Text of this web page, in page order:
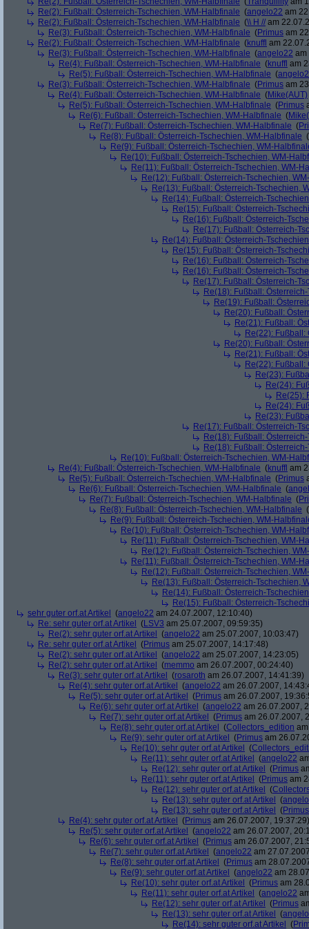
Re(2): Fußball: Österreich-Tschechien, WM-Halbfinale (angelo22 am
Re(2): Fußball: Österreich-Tschechien, WM-Halbfinale (\\ H // am
Re(3): Fußball: Österreich-Tschechien, WM-Halbfinale (Primus am
Re(2): Fußball: Österreich-Tschechien, WM-Halbfinale (knuffl am
Re(3): Fußball: Österreich-Tschechien, WM-Halbfinale (angelo22 am
Re(4): Fußball: Österreich-Tschechien, WM-Halbfinale (knuffl am
Re(5): Fußball: Österreich-Tschechien, WM-Halbfinale (
Re(3): Fußball: Österreich-Tschechien, WM-Halbfinale (Primus am
Re(4): Fußball: Österreich-Tschechien, WM-Halbfinale (Mike(AUT)
Re(5): Fußball: Österreich-Tschechien, WM-Halbfinale (Primus
Re(6): Fußball: Österreich-Tschechien, WM-Halbfinale (
Re(7): Fußball: Österreich-Tschechien, WM-Halbfinale (
Re(8): Fußball: Österreich-Tschechien, WM-Halbfinale (
Re(9): Fußball: Österreich-Tschechien, WM-
Re(10): Fußball: Österreich-Tschechien, WM-
Re(11): Fußball: Österreich-Tschechien, WM-
Re(12): Fußball: Österreich-Tschechien,
Re(13): Fußball: Österreich-Tschechien,
Re(14): Fußball: Österreich-
Re(15): Fußball: Österreich-
Re(16): Fußball: Österreich-
Re(17): Fußball: Österreich-
Re(14): Fußball: Österreich-
Re(15): Fußball: Österreich-
Re(16): Fußball: Österreich-
Re(16): Fußball: Österreich-
Re(17): Fußball: Österreich-
Re(18): Fußball:
Re(19): Fußball:
Re(20): Fußball:
Re(21): Fußball:
Re(22): Fußball:
Re(20): Fußball:
Re(21): Fußball:
Re(22): Fußball:
Re(23):
Re(24):
Re(25):
Re(24):
Re(23):
Re(17): Fußball: Österreich-
Re(18): Fußball:
Re(18): Fußball:
Re(10): Fußball: Österreich-Tschechien, WM-
Re(4): Fußball: Österreich-Tschechien, WM-Halbfinale (knuffl am
Re(5): Fußball: Österreich-Tschechien, WM-Halbfinale (Primus
Re(6): Fußball: Österreich-Tschechien, WM-Halbfinale (
Re(7): Fußball: Österreich-Tschechien, WM-Halbfinale (
Re(8): Fußball: Österreich-Tschechien, WM-Halbfinale (
Re(9): Fußball: Österreich-Tschechien, WM-
Re(10): Fußball: Österreich-Tschechien, WM-
Re(11): Fußball: Österreich-Tschechien, WM-
Re(12): Fußball: Österreich-Tschechien,
Re(11): Fußball: Österreich-Tschechien, WM-
Re(12): Fußball: Österreich-Tschechien,
Re(13): Fußball: Österreich-Tschechien,
Re(14): Fußball: Österreich-
Re(15): Fußball: Österreich-
sehr guter orf.at Artikel
(angelo22 am 24.07.2007, 12:10:40)
Re: sehr guter orf.at Artikel
(LSV3 am 25.07.2007, 09:59:35)
Re(2): sehr guter orf.at Artikel
(angelo22 am 25.07.2007, 10:03:47)
Re: sehr guter orf.at Artikel
(Primus am 25.07.2007, 14:17:48)
Re(2): sehr guter orf.at Artikel
(angelo22 am 25.07.2007, 14:23:05)
Re(2): sehr guter orf.at Artikel
(memmo am 26.07.2007, 00:24:40)
Re(3): sehr guter orf.at Artikel
(rosaroth am 26.07.2007, 14:41:39)
Re(4): sehr guter orf.at Artikel
(angelo22 am 26.07.2007,
Re(5): sehr guter orf.at Artikel
(Primus am 26.07.2007,
Re(6): sehr guter orf.at Artikel
(angelo22 am 26.07.2007,
Re(7): sehr guter orf.at Artikel
(Primus am 26.07.2007,
Re(8): sehr guter orf.at Artikel
(Collectors_edition
Re(9): sehr guter orf.at Artikel
(Primus am
Re(10): sehr guter orf.at Artikel
(
Re(11): sehr guter orf.at Artikel
(angelo22
Re(12): sehr guter orf.at Artikel
(Primus
Re(11): sehr guter orf.at Artikel
(Primus am
Re(12): sehr guter orf.at Artikel
(
Re(13): sehr guter orf.at Artikel
(
Re(13): sehr guter orf.at Artikel
(Primus
Re(4): sehr guter orf.at Artikel
(Primus am 26.07.2007, 19:37:29)
Re(5): sehr guter orf.at Artikel
(angelo22 am 26.07.2007,
Re(6): sehr guter orf.at Artikel
(Primus am 26.07.2007,
Re(7): sehr guter orf.at Artikel
(angelo22 am
Re(8): sehr guter orf.at Artikel
(Primus am
Re(9): sehr guter orf.at Artikel
(angelo22 am
Re(10): sehr guter orf.at Artikel
(Primus am
Re(11): sehr guter orf.at Artikel
(angelo22
Re(12): sehr guter orf.at Artikel
(Primus
Re(13): sehr guter orf.at Artikel
(
Re(14): sehr guter orf.at Artikel
(